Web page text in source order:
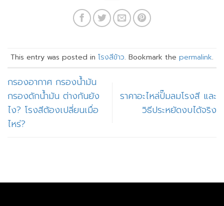
This entry was posted in โรงสีข้าว. Bookmark the permalink.
กรองอากาศ กรองน้ำมัน
กรองดักน้ำมัน ต่างกันยัง
ไง? โรงสีต้องเปลี่ยนเมื่อ
ไหร่?
ราคาอะไหล่ปั๊มลมโรงสี และ
วิธีประหยัดงบได้จริง